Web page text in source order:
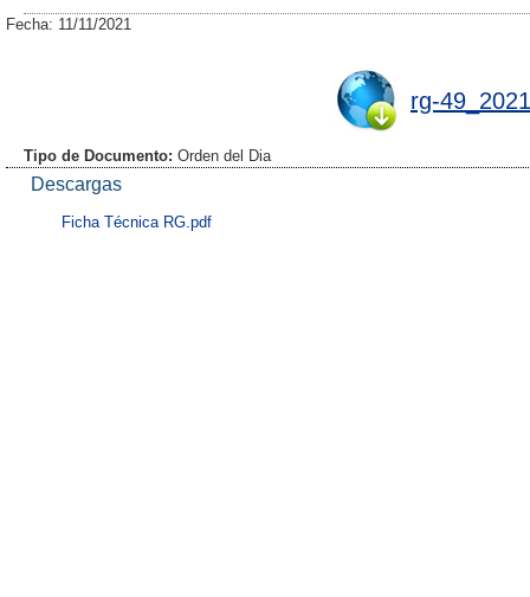
Fecha: 11/11/2021
rg-
Tipo de Documento: Orden del Dia
Descargas
Ficha Técnica RG.pdf